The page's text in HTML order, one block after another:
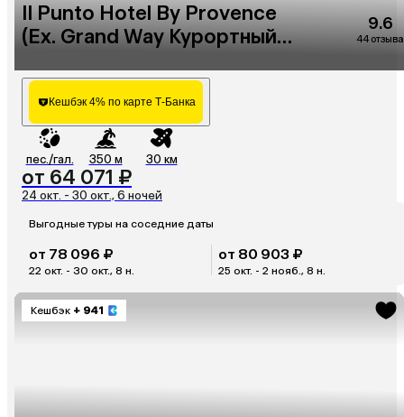
Il Punto Hotel By Provence
(Ex. Grand Way Курортный
9.6
44 отзыва
Кешбэк 4% по карте Т-Банка
пес./гал. 350 м 30 км
от 64 071 ₽
24 окт. - 30 окт., 6 ночей
Выгодные туры на соседние даты
от 78 096 ₽
22 окт. - 30 окт., 8 н.
от 80 903 ₽
25 окт. - 2 нояб., 8 н.
Кешбэк + 941